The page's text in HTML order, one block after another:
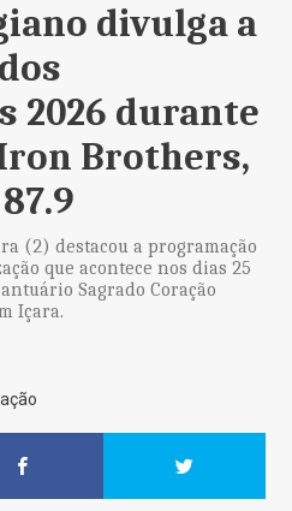
divulga a
2026 durante
Brothers,
(2) destacou a programação
que acontece nos dias 25
Sagrado Coração
Içara.